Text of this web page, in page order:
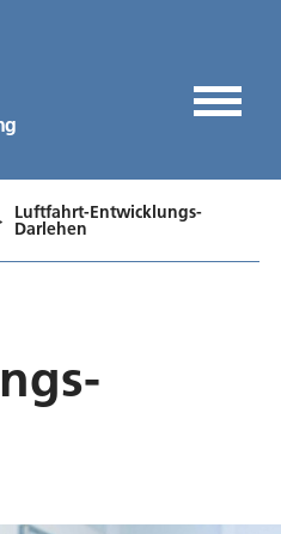
Luftfahrt-Entwicklungs-
Darlehen